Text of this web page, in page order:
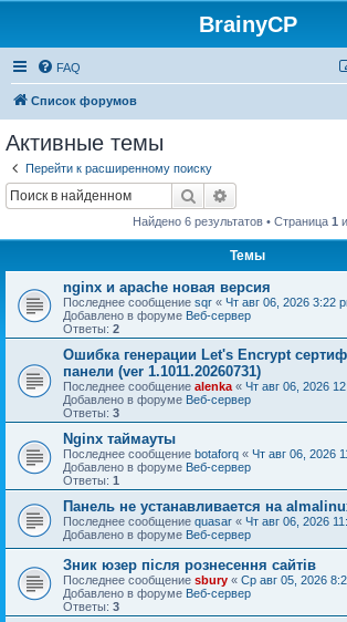
BrainyCP
FAQ
Список форумов
Активные темы
Перейти к расширенному поиску
Поиск
Найдено 6 результатов • Страница 1
Темы
nginx и apache новая версия
Последнее сообщение sqr « Чт авг 06, 2026 3:22
Добавлено в форуме Веб-сервер
Ответы: 2
Ошибка генерации Let's Encrypt
панели (ver 1.1011.20260731)
Последнее сообщение alenka « Чт авг 06, 2026
Добавлено в форуме Веб-сервер
Ответы: 3
Nginx таймауты
Последнее сообщение botaforq « Чт авг 06, 2026
Добавлено в форуме Веб-сервер
Ответы: 1
Панель не устанавливается на
Последнее сообщение quasar « Чт авг 06, 2026
Добавлено в форуме Веб-сервер
Зник юзер після рознесення сайтів
Последнее сообщение sbury « Ср авг 05, 2026
Добавлено в форуме Веб-сервер
Ответы: 3